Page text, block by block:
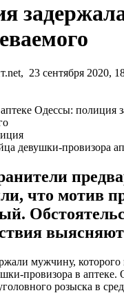
23 сентября 2020,
девушки-провизора
что мотив
мужчину, которого
провизора в аптеке.
розыска в